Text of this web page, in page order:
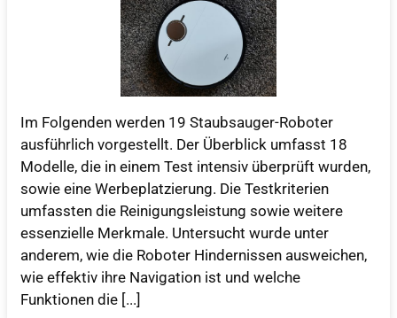
Im Folgenden werden 19 Staubsauger-Roboter
ausführlich vorgestellt. Der Überblick umfasst 18
Modelle, die in einem Test intensiv überprüft wurden,
sowie eine Werbeplatzierung. Die Testkriterien
umfassten die Reinigungsleistung sowie weitere
essenzielle Merkmale. Untersucht wurde unter
anderem, wie die Roboter Hindernissen ausweichen,
wie effektiv ihre Navigation ist und welche
Funktionen die [...]